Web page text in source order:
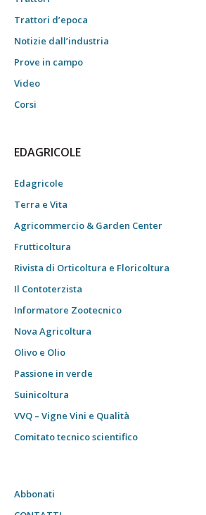
Trattori d’epoca
Notizie dall’industria
Prove in campo
Video
Corsi
EDAGRICOLE
Edagricole
Terra e Vita
Agricommercio & Garden Center
Frutticoltura
Rivista di Orticoltura e Floricoltura
Il Contoterzista
Informatore Zootecnico
Nova Agricoltura
Olivo e Olio
Passione in verde
Suinicoltura
VVQ – Vigne Vini e Qualità
Comitato tecnico scientifico
Abbonati